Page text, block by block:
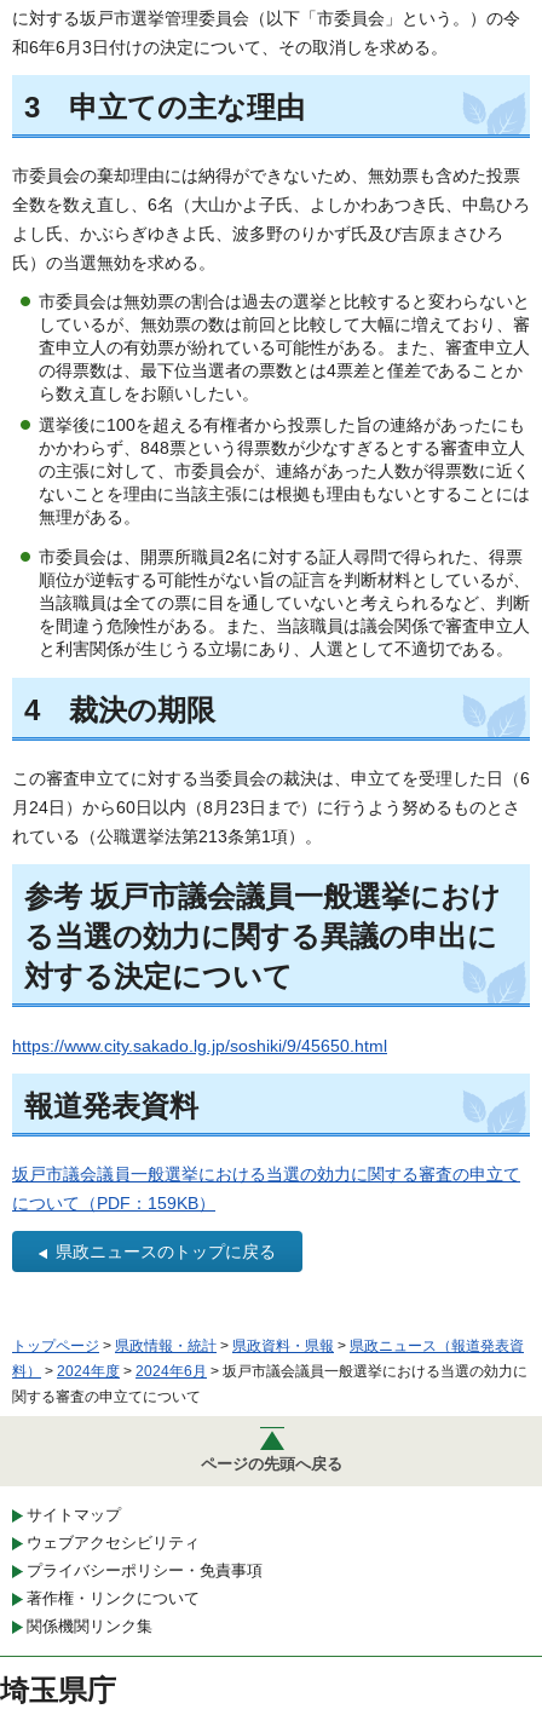
に対する坂戸市選挙管理委員会（以下「市委員会」という。）の令
和6年6月3日付けの決定について、その取消しを求める。
3 申立ての主な理由
市委員会の棄却理由には納得ができないため、無効票も含めた投票
全数を数え直し、6名（大山かよ子氏、よしかわあつき氏、中島ひろ
よし氏、かぶらぎゆきよ氏、波多野のりかず氏及び吉原まさひろ
氏）の当選無効を求める。
市委員会は無効票の割合は過去の選挙と比較すると変わらないと
しているが、無効票の数は前回と比較して大幅に増えており、審
査申立人の有効票が紛れている可能性がある。また、審査申立人
の得票数は、最下位当選者の票数とは4票差と僅差であることか
ら数え直しをお願いしたい。
選挙後に100を超える有権者から投票した旨の連絡があったにも
かかわらず、848票という得票数が少なすぎるとする審査申立人
の主張に対して、市委員会が、連絡があった人数が得票数に近く
ないことを理由に当該主張には根拠も理由もないとすることには
無理がある。
市委員会は、開票所職員2名に対する証人尋問で得られた、得票
順位が逆転する可能性がない旨の証言を判断材料としているが、
当該職員は全ての票に目を通していないと考えられるなど、判断
を間違う危険性がある。また、当該職員は議会関係で審査申立人
と利害関係が生じうる立場にあり、人選として不適切である。
4 裁決の期限
この審査申立てに対する当委員会の裁決は、申立てを受理した日（6
月24日）から60日以内（8月23日まで）に行うよう努めるものとさ
れている（公職選挙法第213条第1項）。
参考 坂戸市議会議員一般選挙におけ
る当選の効力に関する異議の申出に
対する決定について
https://www.city.sakado.lg.jp/soshiki/9/45650.html
報道発表資料
坂戸市議会議員一般選挙における当選の効力に関する審査の申立て
について（PDF：159KB）
県政ニュースのトップに戻る
トップページ > 県政情報・統計 > 県政資料・県報 > 県政ニュース（報道発表資
料）
> 2024年度 > 2024年6月 > 坂戸市議会議員一般選挙における当選の効力に
関する審査の申立てについて
ページの先頭へ戻る
サイトマップ
ウェブアクセシビリティ
プライバシーポリシー・免責事項
著作権・リンクについて
関係機関リンク集
埼玉県庁